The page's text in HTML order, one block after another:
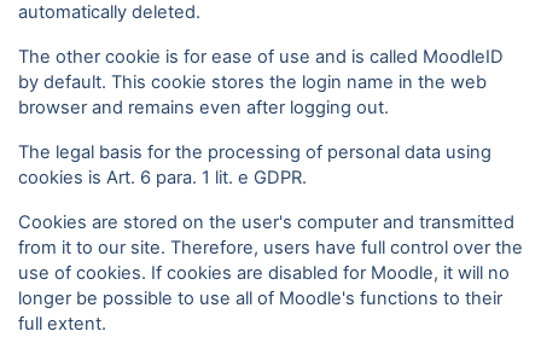
automatically deleted.
The other cookie is for ease of use and is called MoodleID
by default. This cookie stores the login name in the web
browser and remains even after logging out.
The legal basis for the processing of personal data using
cookies is Art. 6 para. 1 lit. e GDPR.
Cookies are stored on the user's computer and transmitted
from it to our site. Therefore, users have full control over the
use of cookies. If cookies are disabled for Moodle, it will no
longer be possible to use all of Moodle's functions to their
full extent.